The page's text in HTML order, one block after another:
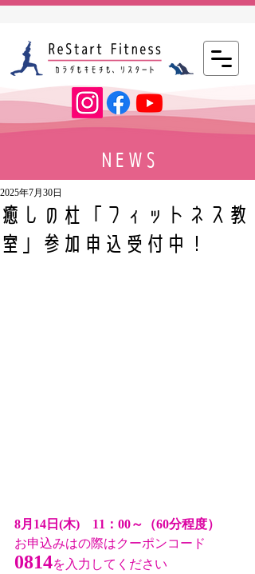
NEWS
癒しの杜「フィットネス教
室」参加申込受付中！
2025年7月30日
8月14日(木)　11：00～（60分程度）
お申込みはの際はクーポンコード
0814を入力してください